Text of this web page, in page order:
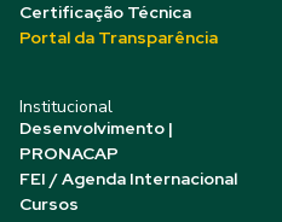
Certificação Técnica
Portal da Transparência
Institucional
Desenvolvimento |
PRONACAP
FEI / Agenda Internacional
Cursos